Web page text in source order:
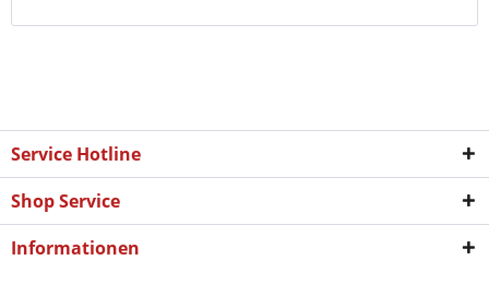
Service Hotline
Shop Service
Informationen